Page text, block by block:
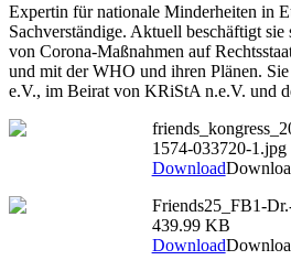
Expertin für nationale Minderheiten in
Sachverständige. Aktuell beschäftigt
von Corona-Maßnahmen auf
und mit der WHO und ihren Plänen.
e.V., im Beirat von KRiStA n.e.V. und
1574-033720-1.jpg
Download
Friends25_FB1-
439.99 KB
Download